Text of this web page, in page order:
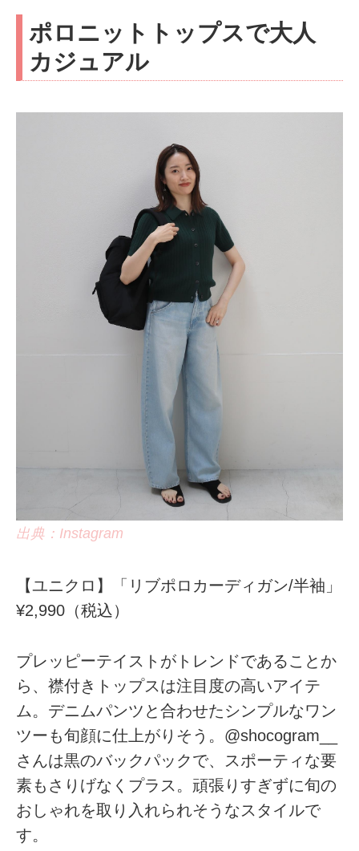
ポロニットトップスで大人
カジュアル
出典：Instagram
【ユニクロ】「リブポロカーディガン/半袖」
¥2,990（税込）
プレッピーテイストがトレンドであることか
ら、襟付きトップスは注目度の高いアイテ
ム。デニムパンツと合わせたシンプルなワン
ツーも旬顔に仕上がりそう。@shocogram__
さんは黒のバックパックで、スポーティな要
素もさりげなくプラス。頑張りすぎずに旬の
おしゃれを取り入れられそうなスタイルで
す。